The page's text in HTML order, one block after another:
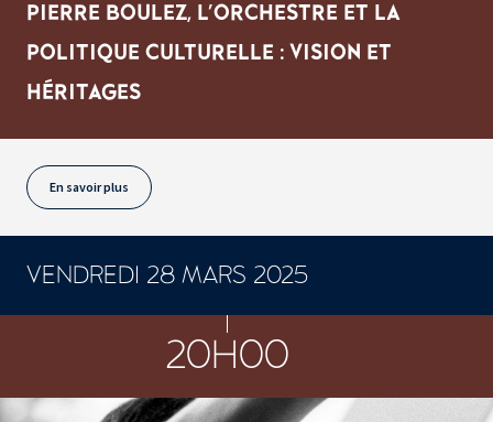
PIERRE BOULEZ, L'ORCHESTRE ET LA
POLITIQUE CULTURELLE : VISION ET
HÉRITAGES
En savoir plus
VENDREDI 28 MARS 2025
20H00